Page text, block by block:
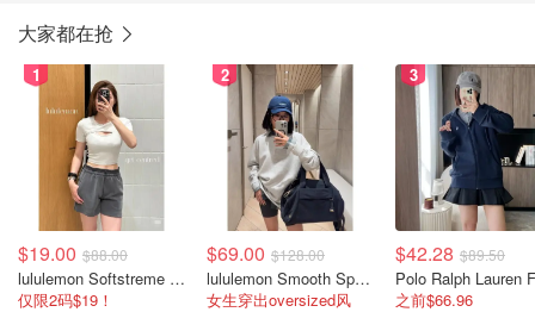
大家都在抢
1
$19.00 $88.00
lululemon Softstreme 女士高腰短裤 10cm
仅限2码$19！
2
$69.00 $128.00
lululemon Smooth Spacer 经典卫衣
女生穿出oversized风
3
$42.28 $89.50
之前$66.96